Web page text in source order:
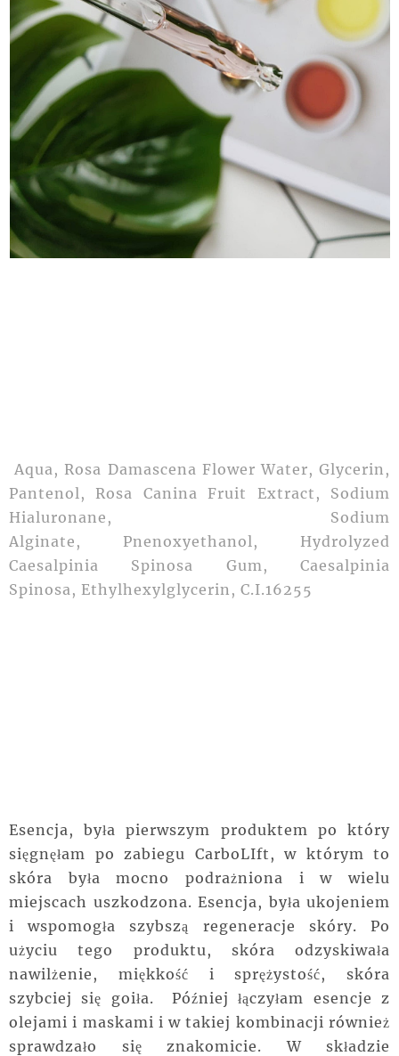
Aqua, Rosa Damascena Flower Water, Glycerin,
Pantenol, Rosa Canina Fruit Extract, Sodium
Hialuronane, Sodium
Alginate, Pnenoxyethanol, Hydrolyzed
Caesalpinia Spinosa Gum, Caesalpinia
Spinosa, Ethylhexylglycerin, C.I.16255
Esencja, była pierwszym produktem po który
sięgnęłam po zabiegu CarboLIft, w którym to
skóra była mocno podrażniona i w wielu
miejscach uszkodzona. Esencja, była ukojeniem
i wspomogła szybszą regeneracje skóry. Po
użyciu tego produktu, skóra odzyskiwała
nawilżenie, miękkość i sprężystość, skóra
szybciej się goiła. Później łączyłam esencje z
olejami i maskami i w takiej kombinacji również
sprawdzało się znakomicie. W składzie